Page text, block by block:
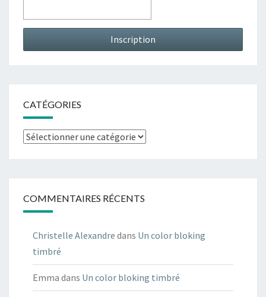
CATÉGORIES
Catégories
COMMENTAIRES RÉCENTS
Christelle Alexandre dans Un color bloking
timbré
Emma dans Un color bloking timbré